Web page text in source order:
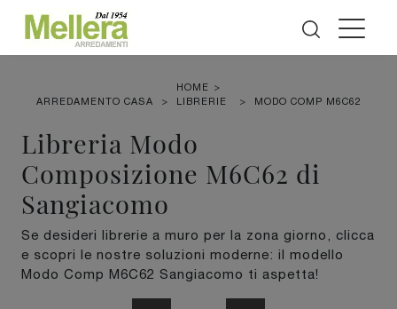
HOME >
ARREDAMENTO CASA
> LIBRERIE > MODO COMP M6C62
Libreria Modo
Composizione M6C62 di
Sangiacomo
Se desideri librerie a muro per la zona giorno, clicca
e scopri le nostre soluzioni moderne: il modello
Modo Comp M6C62 Sangiacomo ti aspetta!